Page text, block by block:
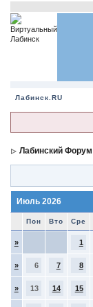
Лабинск.RU
Лабинский Форум
Июль 2026
Пон Вто Сре
» 1
» 6 7 8
» 13 14 15